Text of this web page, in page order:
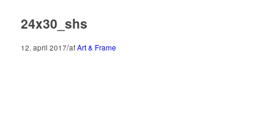
24x30_shs
12. april 2017/afArt & Frame